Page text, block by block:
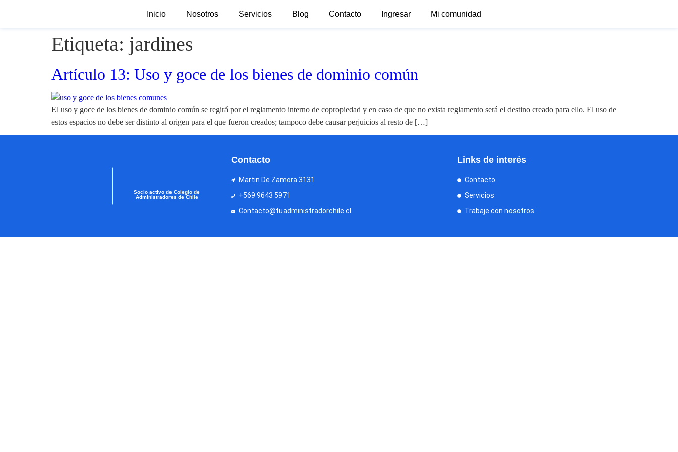
Inicio Nosotros Servicios Blog Contacto Ingresar Mi comunidad
Etiqueta: jardines
Artículo 13: Uso y goce de los bienes de dominio común
El uso y goce de los bienes de dominio común se regirá por el reglamento interno de copropiedad y en caso de que no exista reglamento será el destino creado para ello. El uso de
estos espacios no debe ser distinto al origen para el que fueron creados; tampoco debe causar perjuicios al resto de […]
Socio activo de Colegio de
Administradores de Chile
Contacto
Martin De Zamora 3131
+569 9643 5971
Contacto@tuadministradorchile.cl
Links de interés
Contacto
Servicios
Trabaje con nosotros